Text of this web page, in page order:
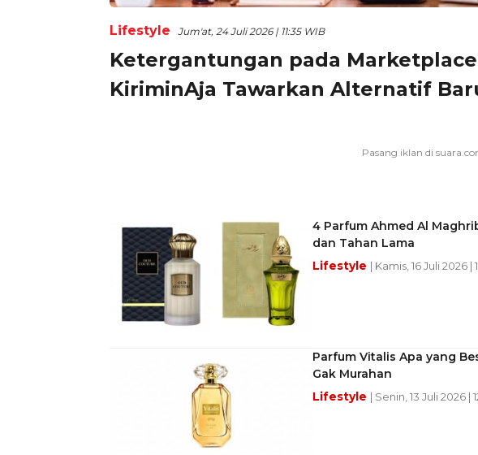
Lifestyle Jum'at, 24 Juli 2026 | 11:35 WIB
Ketergantungan pada
KiriminAja Tawarkan Alternatif
4 Parfum Ahmed Al
dan Tahan Lama
Lifestyle | Kamis, 16 Juli 2026 |
Parfum Vitalis Apa yang
Gak Murahan
Lifestyle | Senin, 13 Juli 2026 |